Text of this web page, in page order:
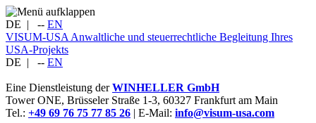
DE | -- EN
VISUM-USA Anwaltliche und steuerrechtliche Begleitung Ihres
USA-Projekts
DE | -- EN
Eine Dienstleistung derWINHELLER GmbH
Tower ONE, Brüsseler Straße 1-3, 60327 Frankfurt am Main
Tel.: +49 69 76 75 77 85 26 | E-Mail: info@visum-usa.com